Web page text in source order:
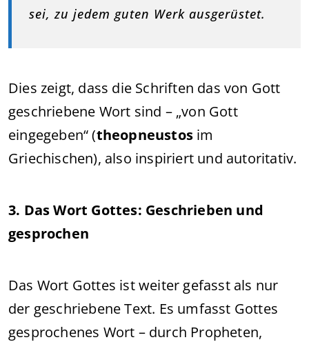
sei, zu jedem guten Werk ausgerüstet.
Dies zeigt, dass die Schriften das von Gott
geschriebene Wort sind – „von Gott
eingegeben“ (theopneustos im
Griechischen), also inspiriert und autoritativ.
3. Das Wort Gottes: Geschrieben und
gesprochen
Das Wort Gottes ist weiter gefasst als nur
der geschriebene Text. Es umfasst Gottes
gesprochenes Wort – durch Propheten,